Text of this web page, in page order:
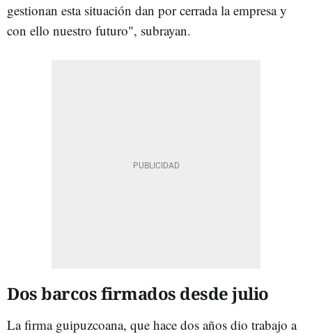
gestionan esta situación dan por cerrada la empresa y
con ello nuestro futuro", subrayan.
Dos barcos firmados desde julio
La firma guipuzcoana, que hace dos años dio trabajo a